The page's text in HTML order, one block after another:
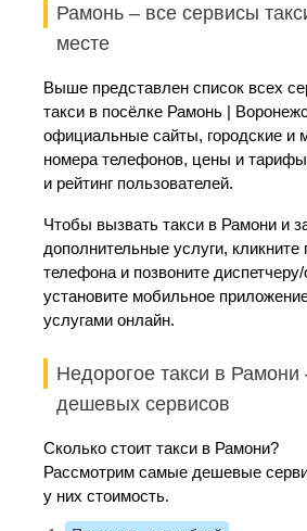
Рамонь – все сервисы
месте
Выше представлен список всех
такси в посёлке Рамонь |
официальные сайты, городские и
номера телефонов, цены и
и рейтинг пользователей.
Чтобы вызвать такси в Рамони и
дополнительные услуги, кликните
телефона и позвоните
установите мобильное
услугами онлайн.
Недорогое такси в
дешевых сервисов
Сколько стоит такси в Рамони?
Рассмотрим самые дешевые
у них стоимость.